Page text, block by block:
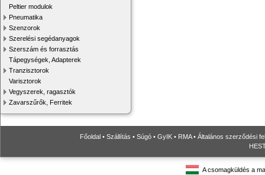
Peltier modulok
Pneumatika
Szenzorok
Szerelési segédanyagok
Szerszám és forrasztás
Tápegységek, Adapterek
Tranzisztorok
Varisztorok
Vegyszerek, ragasztók
Zavarszűrők, Ferritek
Főoldal • Szállítás • Súgó • GyIK • RMA• Általános szerződési
A csomagküldés a